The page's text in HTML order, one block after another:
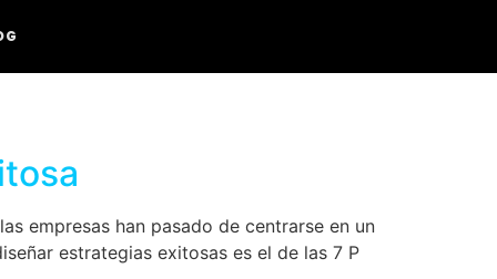
empresas han pasado de centrarse en un
estrategias exitosas es el de las 7 P